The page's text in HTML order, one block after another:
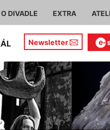
O DIVADLE EXTRA
Newsletter